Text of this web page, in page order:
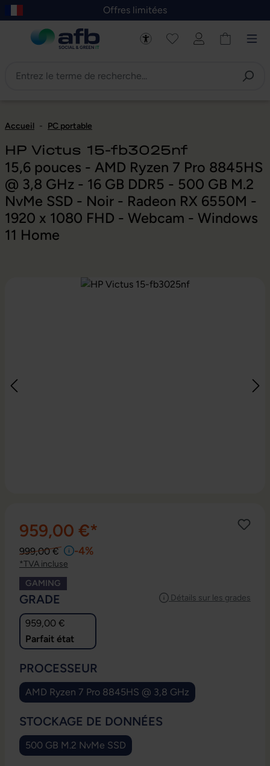
au contenu principal
Skip to B2B platform navigation
Offres limitées
Accueil - PC portable
HP Victus 15-fb3025nf
15,6 pouces - AMD Ryzen 7 Pro 8845HS
@ 3,8 GHz - 16 GB DDR5 - 500 GB M.2
NvMe SSD - Noir - Radeon RX 6550M -
1920 x 1080 FHD - Webcam - Windows
11 Home
Ignorer la galerie d'images
959,00 €*
999,00 € -4%
*TVA incluse
GAMING
Détails sur les grades
SÉLECTIONNEZ
GRADE
959,00 €
Parfait état
SÉLECTIONNEZ
PROCESSEUR
AMD Ryzen 7 Pro 8845HS @ 3,8 GHz
SÉLECTIONNEZ
STOCKAGE DE DONNÉES
500 GB M.2 NvMe SSD